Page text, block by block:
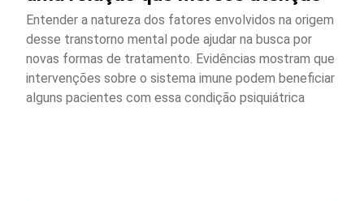
Entender a natureza dos fatores envolvidos na origem
desse transtorno mental pode ajudar na busca por
novas formas de tratamento. Evidências mostram que
intervenções sobre o sistema imune podem beneficiar
alguns pacientes com essa condição psiquiátrica